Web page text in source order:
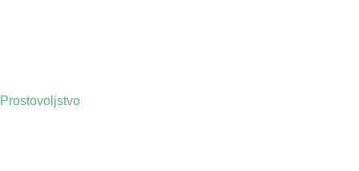
Prostovoljstvo